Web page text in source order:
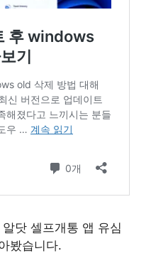
닷 셀프개통 앱 유심
봤습니다.